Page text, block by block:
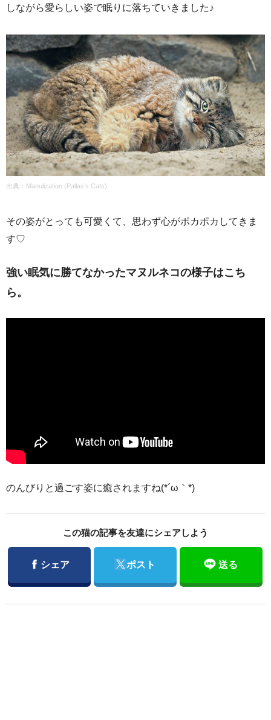
しながら愛らしい姿で眠りに落ちていきました♪
出典：Manulization (Pallas’s Cats)
その姿がとっても可愛くて、思わず心がポカポカしてきま
す♡
強い眠気に勝てなかったマヌルネコの様子はこち
ら。
のんびりと過ごす姿に癒されますね(*´ω｀*)
この猫の記事を友達にシェアしよう
Facebook
シェア Twitter
ポスト 送る